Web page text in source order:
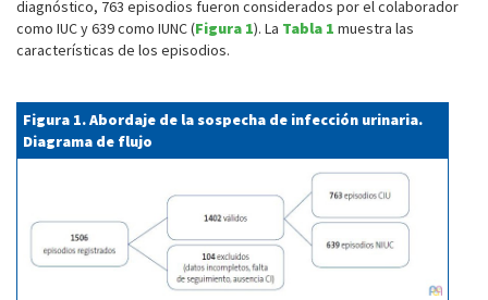
diagnóstico, 763 episodios fueron considerados por el colaborador
como IUC y 639 como IUNC (Figura 1). La Tabla 1 muestra las
características de los episodios.
Figura 1. Abordaje de la sospecha de infección urinaria.
Diagrama de flujo